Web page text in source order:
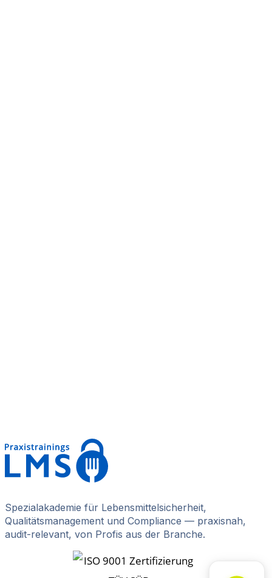
Spezialakademie für Lebensmittelsicherheit,
Qualitätsmanagement und Compliance — praxisnah,
audit-relevant, von Profis aus der Branche.